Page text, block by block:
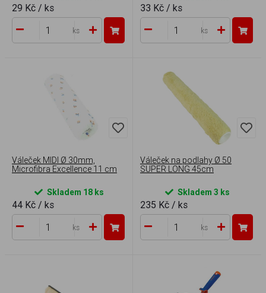
29 Kč / ks
ks
33 Kč / ks
ks
Váleček MIDI Ø 30mm,
Microfibra Excellence 11 cm
Skladem 18 ks
44 Kč / ks
ks
Váleček na podlahy Ø 50
SUPER LONG 45cm
Skladem 3 ks
235 Kč / ks
ks